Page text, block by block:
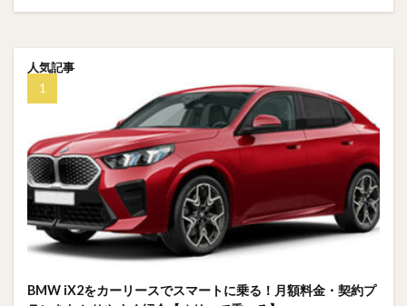
人気記事
BMW iX2をカーリースでスマートに乗る！月額料金・契約プ